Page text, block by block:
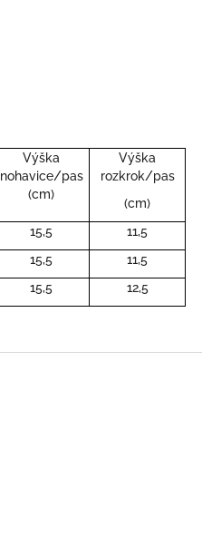
Výška
nohavice/pas
(cm)
Výška
rozkrok/pas
(cm)
15,5
11,5
15,5
11,5
15,5 12,5